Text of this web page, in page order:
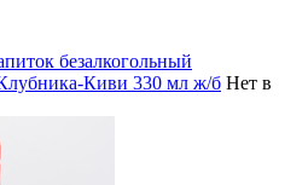
безалкогольный
Киви 330 мл ж/б Нет в